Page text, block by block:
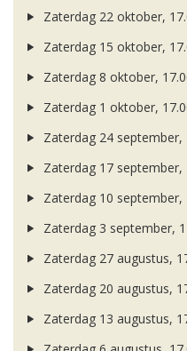
Zaterdag 22 oktober,
Zaterdag 15 oktober,
Zaterdag 8 oktober,
Zaterdag 1 oktober,
Zaterdag 24 september,
Zaterdag 17 september,
Zaterdag 10 september,
Zaterdag 3 september,
Zaterdag 27 augustus,
Zaterdag 20 augustus,
Zaterdag 13 augustus,